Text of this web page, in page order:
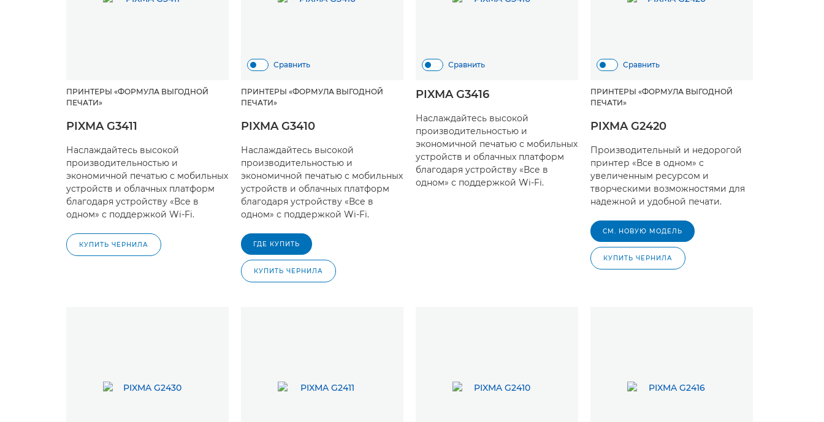
ПРИНТЕРЫ «ФОРМУЛА ВЫГОДНОЙ
ПЕЧАТИ»
PIXMA G3411
Наслаждайтесь высокой
производительностью и
экономичной печатью с мобильных
устройств и облачных платформ
благодаря устройству «Все в
одном» с поддержкой Wi-Fi.
КУПИТЬ ЧЕРНИЛА
Сравнить
ПРИНТЕРЫ «ФОРМУЛА ВЫГОДНОЙ
ПЕЧАТИ»
PIXMA G3410
Наслаждайтесь высокой
производительностью и
экономичной печатью с мобильных
устройств и облачных платформ
благодаря устройству «Все в
одном» с поддержкой Wi-Fi.
ГДЕ КУПИТЬ
КУПИТЬ ЧЕРНИЛА
Сравнить
PIXMA G3416
Наслаждайтесь высокой
производительностью и
экономичной печатью с мобильных
устройств и облачных платформ
благодаря устройству «Все в
одном» с поддержкой Wi-Fi.
Сравнить
ПРИНТЕРЫ «ФОРМУЛА ВЫГОДНОЙ
ПЕЧАТИ»
PIXMA G2420
Производительный и недорогой
принтер «Все в одном» с
увеличенным ресурсом и
творческими возможностями для
надежной и удобной печати.
СМ. НОВУЮ МОДЕЛЬ
КУПИТЬ ЧЕРНИЛА